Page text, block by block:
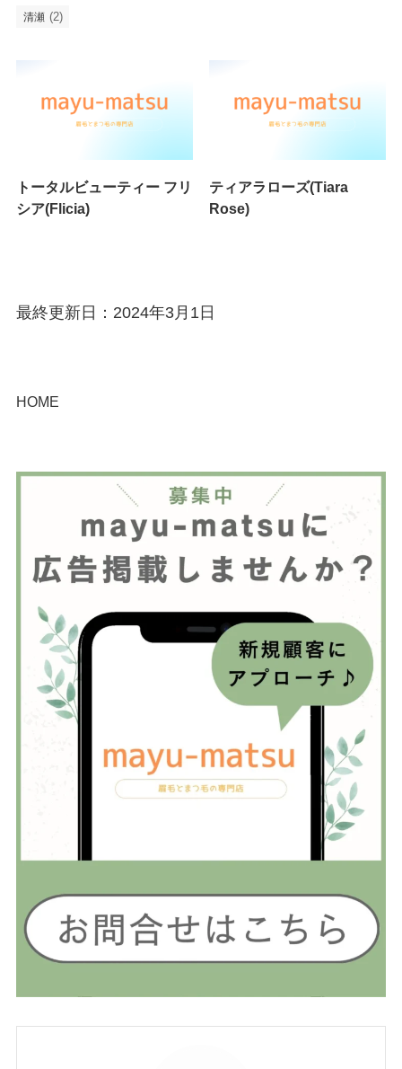
清瀬 (2)
トータルビューティー フリ
シア(Flicia)
ティアラローズ(Tiara
Rose)
最終更新日：2024年3月1日
HOME